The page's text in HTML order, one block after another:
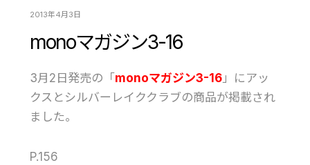
2013年4月3日
monoマガジン3-16
3月2日発売の「 monoマガジン3-16」にアッ
クスとシルバーレイククラブの商品が掲載され
ました。
P.156